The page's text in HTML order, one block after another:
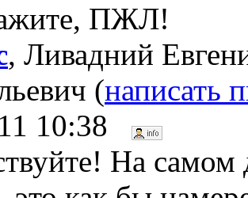
ПЖЛ!
, Ливадний
(написать
10:38
На